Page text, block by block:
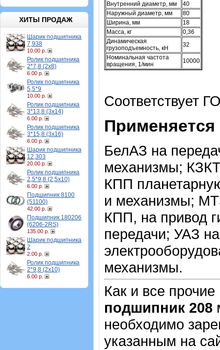
ХИТЫ ПРОДАЖ
Шарик подшипника
7,938
10.00 р.
Ролик подшипника
2*7,8 (2х8)
6.00 р.
Ролик подшипника
5,5*9
10.00 р.
Ролик подшипника
3*13,8 (3х14)
6.00 р.
Ролик подшипника
3*15,8 (3х16)
6.00 р.
Шарик подшипника
12,303
20.00 р.
Ролик подшипника
2,5*9,8 (2,5х10)
6.00 р.
Подшипник 8100
(51100)
42.00 р.
Подшипник 180206
(6206-2RS)
135.00 р.
Шарик подшипника
2
2.00 р.
Ролик подшипника
2*9,8 (2х10)
6.00 р.
Внутренний диаметр, мм
40
Наружный диаметр, мм
80
Ширина, мм
18
Масса, кг
0,36
Динамическая
грузоподъемность, кН
32
Номинальная частота
вращения, 1/мин
10000
Соответствует
БелАЗ на
механизмы;
КПП
и механизмы;
КПП, на привод
передачи; УАЗ
механизмы.
Как и все
подшипник 208
необходимо
указанным на